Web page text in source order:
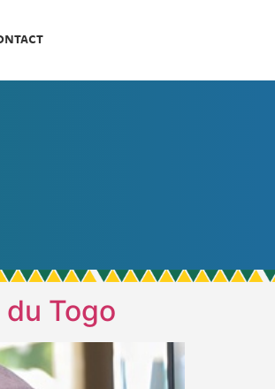
Togo